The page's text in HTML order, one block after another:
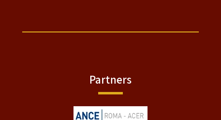
Partners